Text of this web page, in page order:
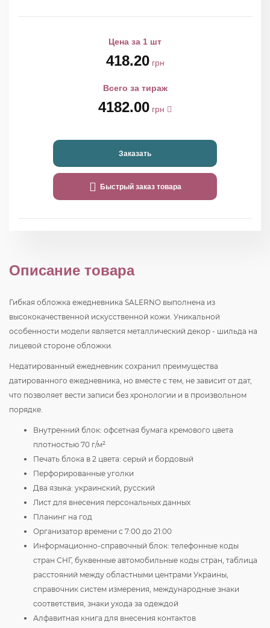
Цена за 1 шт
418.20грн
Всего за тираж
4182.00 грн
Заказать
Быстрый заказ товара
Описание товара
Гибкая обложка ежедневника SALERNO выполнена из
высококачественной искусственной кожи. Уникальной
особенности модели является металлический декор - шильда на
лицевой стороне обложки.
Недатированный ежедневник сохранил преимущества
датированного ежедневника, но вместе с тем, не зависит от дат,
что позволяет вести записи без хронологии и в произвольном
порядке.
Внутренний блок: офсетная бумага кремового цвета
плотностью 70 г/м²
Печать блока в 2 цвета: серый и бордовый
Перфорированные уголки
Два языка: украинский, русский
Лист для внесения персональных данных
Планинг на год
Организатор времени с 7:00 до 21:00
Информационно-справочный блок: телефонные коды
стран СНГ, буквенные автомобильные коды стран, таблица
расстояний между областными центрами Украины,
справочник систем измерения, международные знаки
соответствия, знаки ухода за одеждой
Алфавитная книга для внесения контактов